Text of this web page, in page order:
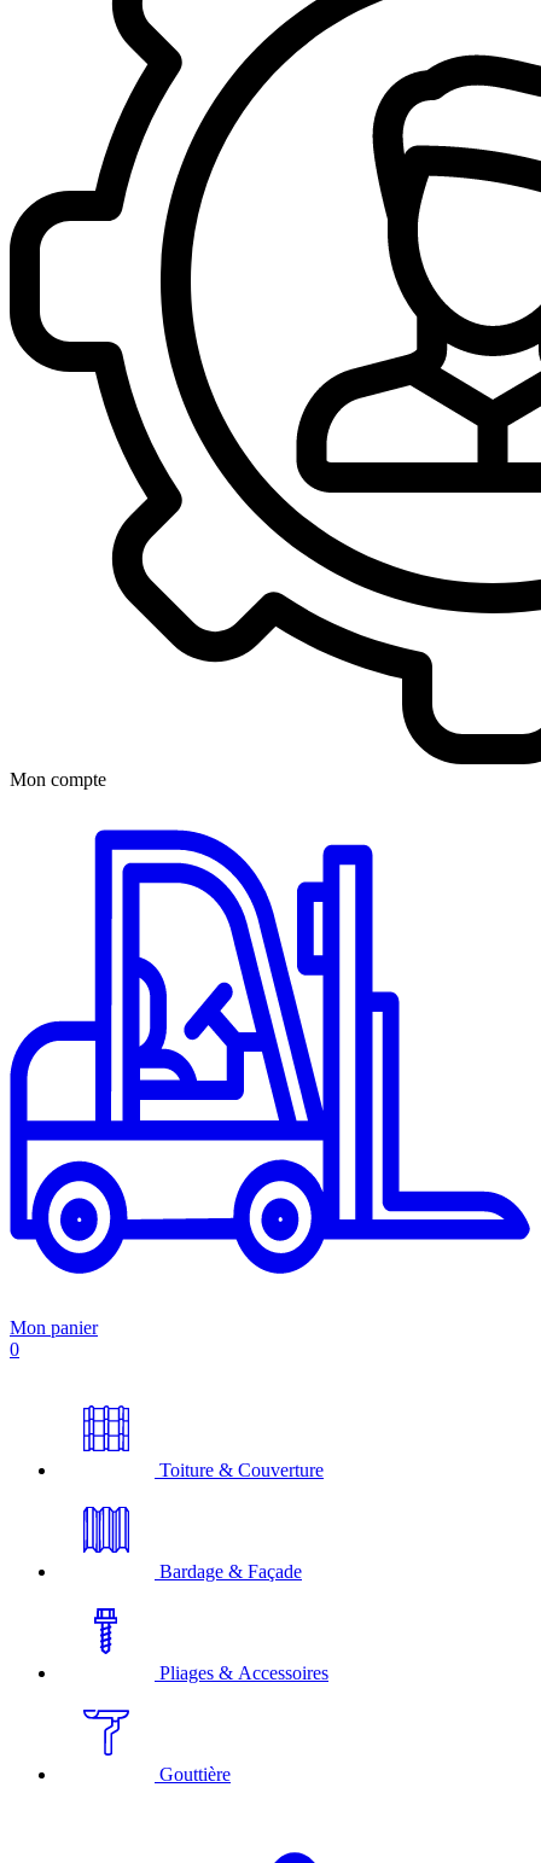
Mon compte
Mon panier
0
Toiture & Couverture
Bardage & Façade
Pliages & Accessoires
Gouttière